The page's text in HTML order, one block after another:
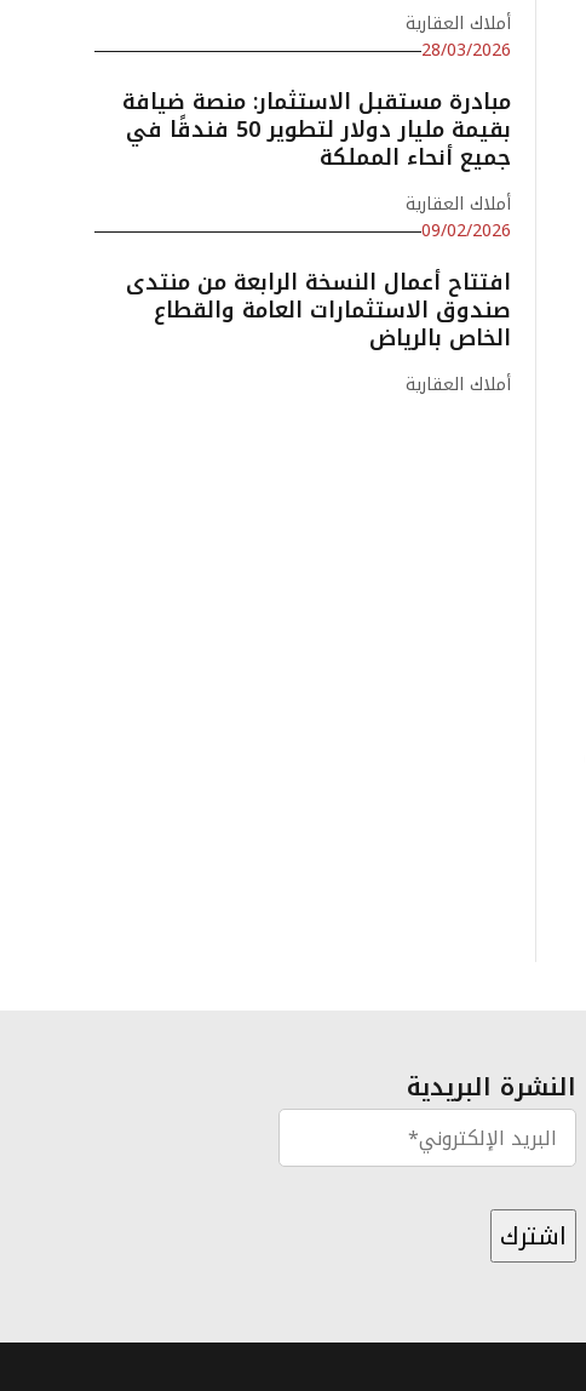
أملاك العقارية
28/03/2026
مبادرة مستقبل الاستثمار: منصة ضيافة
بقيمة مليار دولار لتطوير 50 فندقًا في
جميع أنحاء المملكة
أملاك العقارية
09/02/2026
افتتاح أعمال النسخة الرابعة من منتدى
صندوق الاستثمارات العامة والقطاع
الخاص بالرياض
أملاك العقارية
النشرة البريدية